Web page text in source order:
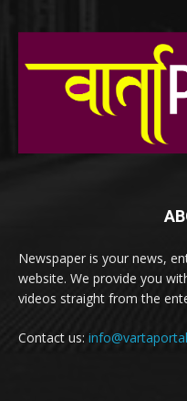
Newspaper is your news,
website. We provide you
videos straight from the
Contact us: